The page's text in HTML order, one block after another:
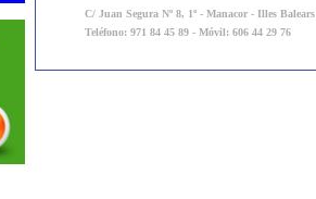
C/ Juan Segura Nº 8, 1º - Manacor - Illes Balears
Teléfono: 971 84 45 89 - Móvil: 606 44 29 76